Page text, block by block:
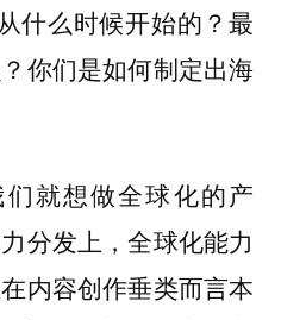
什么时候开始的？最
你们是如何制定出海
们就想做全球化的产
分发上，全球化能力
内容创作垂类而言本